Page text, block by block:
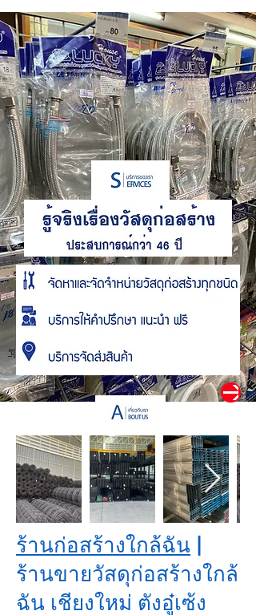
ชุดซ่อมชักโครก
ชุดซ่อมชักโครก อะไหล่ชักโครก และสายน้ำดี
ร้านก่อสร้างใกล้ฉัน
ร้านขายวัสดุก่อสร้างใกล้
ฉัน เชียงใหม่ ตังอู๋เซ้ง